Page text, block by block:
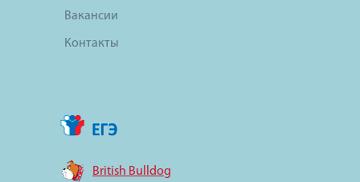
Вакансии
Контакты
British Bulldog